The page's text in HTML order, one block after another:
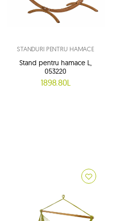
STANDURI PENTRU HAMACE
Stand pentru hamace L,
053220
1898.80L